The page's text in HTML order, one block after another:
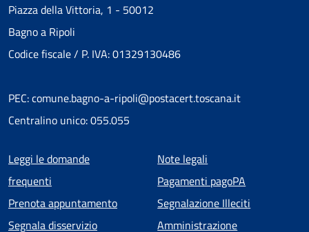
Piazza della Vittoria, 1 - 50012
Bagno a Ripoli
Codice fiscale / P. IVA: 01329130486
PEC: comune.bagno-a-ripoli@postacert.toscana.it
Centralino unico: 055.055
Menu piè di pagina
Leggi le domande
frequenti
Prenota appuntamento
Segnala disservizio
Note legali
Pagamenti pagoPA
Segnalazione Illeciti
Amministrazione